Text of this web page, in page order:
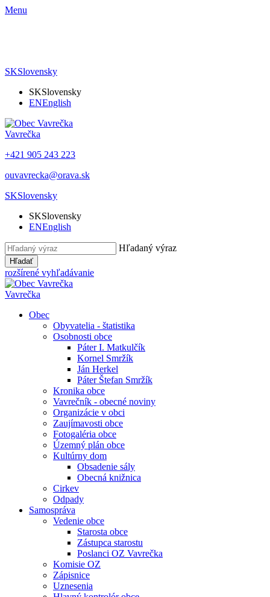
Menu
SKSlovensky
SKSlovensky
ENEnglish
Vavrečka
+421 905 243 223
ouvavrecka@orava.sk
SKSlovensky
SKSlovensky
ENEnglish
Hľadaný výraz
Hľadať
rozšírené vyhľadávanie
Vavrečka
Obec
Obyvatelia - štatistika
Osobnosti obce
Páter I. Matkulčík
Kornel Smržík
Ján Herkel
Páter Štefan Smržík
Kronika obce
Vavrečník - obecné noviny
Organizácie v obci
Zaujímavosti obce
Fotogaléria obce
Územný plán obce
Kultúrny dom
Obsadenie sály
Obecná knižnica
Cirkev
Odpady
Samospráva
Vedenie obce
Starosta obce
Zástupca starostu
Poslanci OZ Vavrečka
Komisie OZ
Zápisnice
Uznesenia